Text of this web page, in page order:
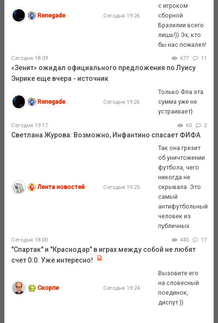
Renegade Сегодня 19:26
с игроком
сборной
Бразилии всего
лишь!)) Эх, кто
бы нас пожалел!
Сегодня 18:09 677 11
«Зенит» ожидал официального предложения по Луису
Энрике еще вчера - источник
Renegade Сегодня 19:26
Только Фла эта
сумма уже не
устраивает)
Сегодня 19:17 60 2
Светлана Журова: Возможно, Инфантино спасает ФИФА
Лента новостей Сегодня 19:25
Так она грезит
об уничтожении
футбола, чего
никогда не
скрывала. Это
самый
антифутбольный
человек из
публичных
Сегодня 18:00 440 17
"Спартак" и "Краснодар" в играх между собой не любят
счет 0:0. Уже интересно!
Скорпи Сегодня 19:24
Вызовите его
на словесный
поединок,
диспут ))